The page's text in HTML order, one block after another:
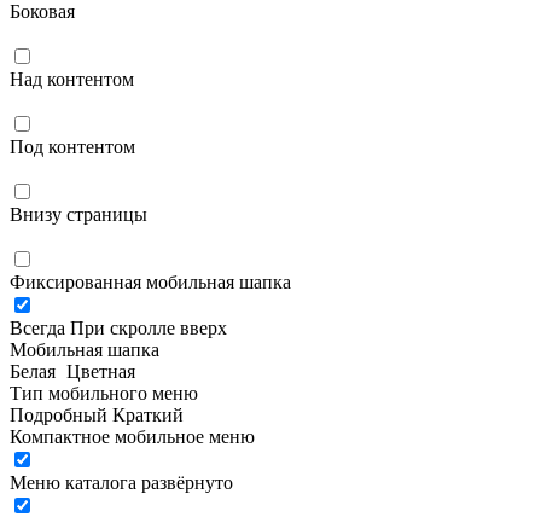
Боковая
Над контентом
Под контентом
Внизу страницы
Фиксированная мобильная шапка
Всегда При скролле вверх
Мобильная шапка
Белая Цветная
Тип мобильного меню
Подробный Краткий
Компактное мобильное меню
Меню каталога развёрнуто